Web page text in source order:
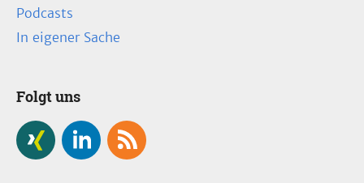
Podcasts
In eigener Sache
Folgt uns